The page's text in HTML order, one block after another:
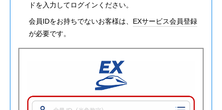
ドを入力してログインください。
会員IDをお持ちでないお客様は、 EXサービス会員登録
が必要です。